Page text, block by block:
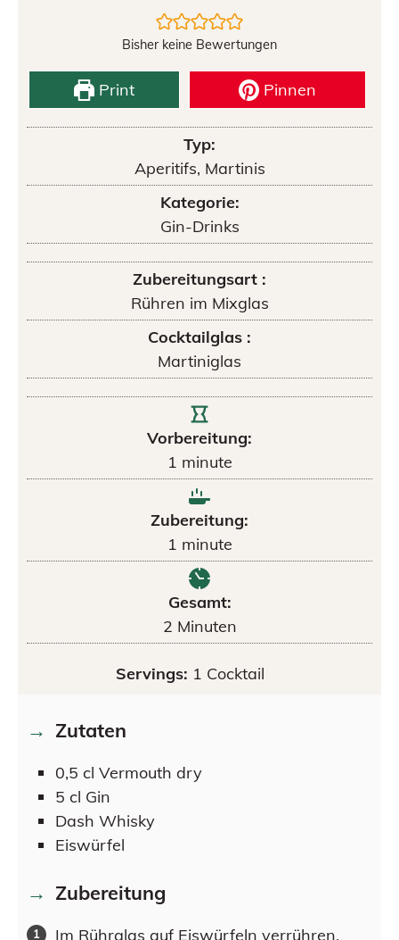
Bisher keine Bewertungen
Print Pinnen
Typ:
Aperitifs, Martinis
Kategorie:
Gin-Drinks
Zubereitungsart :
Rühren im Mixglas
Cocktailglas :
Martiniglas
Vorbereitung:
1 minute
Zubereitung:
1 minute
Gesamt:
2 Minuten
Servings: 1 Cocktail
Zutaten
0,5 cl Vermouth dry
5 cl Gin
Dash Whisky
Eiswürfel
Zubereitung
Im Rührglas auf Eiswürfeln verrühren.